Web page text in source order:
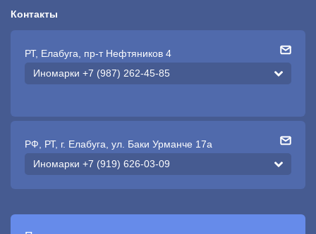
Контакты
РТ, Елабуга, пр-т Нефтяников 4
Иномарки +7 (987) 262-45-85
РФ, РТ, г. Елабуга, ул. Баки Урманче 17а
Иномарки +7 (919) 626-03-09